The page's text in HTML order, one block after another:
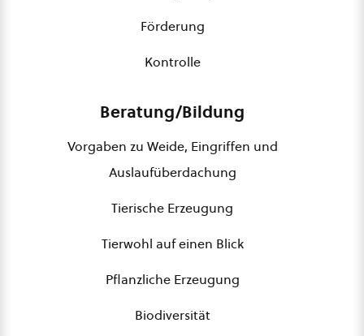
Förderung
Kontrolle
Beratung/Bildung
Vorgaben zu Weide, Eingriffen und
Auslaufüberdachung
Tierische Erzeugung
Tierwohl auf einen Blick
Pflanzliche Erzeugung
Biodiversität